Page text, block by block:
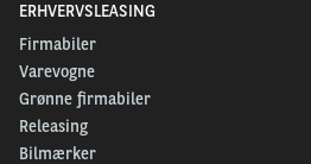
ERHVERVSLEASING
Firmabiler
Varevogne
Grønne firmabiler
Releasing
Bilmærker